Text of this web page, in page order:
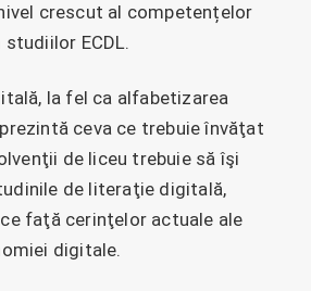
crescut al competențelor
ECDL.
la fel ca alfabetizarea
ceva ce trebuie învăţat
de liceu trebuie să îşi
de literaţie digitală,
faţă cerinţelor actuale ale
digitale.